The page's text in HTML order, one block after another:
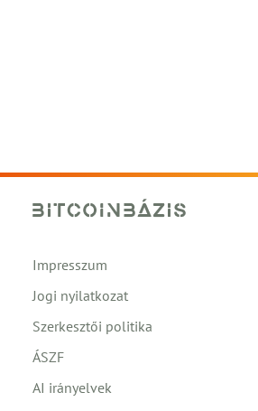
Impresszum
Jogi nyilatkozat
Szerkesztői politika
ÁSZF
AI irányelvek